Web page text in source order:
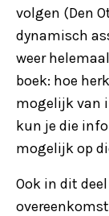
volgen (Den
dynamisch
weer
boek: hoe
mogelijk van
kun je die
mogelijk op
Ook in dit